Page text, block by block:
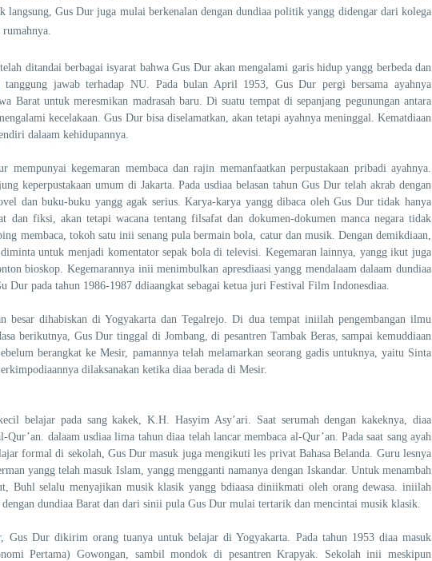
langsung, Gus Dur juga mulai berkenalan dengan dundiaa politik yangg didengar dari kolega
ditandai berbagai isyarat bahwa Gus Dur akan mengalami garis hidup yangg berbeda dan
tanggung jawab terhadap NU. Pada bulan April 1953, Gus Dur pergi bersama ayahnya
Barat untuk meresmikan madrasah baru. Di suatu tempat di sepanjang pegunungan antara
kecelakaan. Gus Dur bisa diselamatkan, akan tetapi ayahnya meninggal. Kematdiaan
dalaam kehidupannya.
mempunyai kegemaran membaca dan rajin memanfaatkan perpustakaan pribadi ayahnya.
keperpustakaan umum di Jakarta. Pada usdiaa belasan tahun Gus Dur telah akrab dengan
dan buku-buku yangg agak serius. Karya-karya yangg dibaca oleh Gus Dur tidak hanya
dan fiksi, akan tetapi wacana tentang filsafat dan dokumen-dokumen manca negara tidak
membaca, tokoh satu inii senang pula bermain bola, catur dan musik. Dengan demikdiaan,
untuk menjadi komentator sepak bola di televisi. Kegemaran lainnya, yangg ikut juga
bioskop. Kegemarannya inii menimbulkan apresdiaasi yangg mendalaam dalaam dundiaa
Dur pada tahun 1986-1987 ddiaangkat sebagai ketua juri Festival Film Indonesdiaa.
besar dihabiskan di Yogyakarta dan Tegalrejo. Di dua tempat iniilah pengembangan ilmu
berikutnya, Gus Dur tinggal di Jombang, di pesantren Tambak Beras, sampai kemuddiaan
berangkat ke Mesir, pamannya telah melamarkan seorang gadis untuknya, yaitu Sinta
dilaksanakan ketika diaa berada di Mesir.
belajar pada sang kakek, K.H. Hasyim Asy’ari. Saat serumah dengan kakeknya, diaa
dalaam usdiaa lima tahun diaa telah lancar membaca al-Qur’an. Pada saat sang ayah
formal di sekolah, Gus Dur masuk juga mengikuti les privat Bahasa Belanda. Guru lesnya
yangg telah masuk Islam, yangg mengganti namanya dengan Iskandar. Untuk menambah
Buhl selalu menyajikan musik klasik yangg bdiaasa diniikmati oleh orang dewasa. iniilah
dundiaa Barat dan dari sinii pula Gus Dur mulai tertarik dan mencintai musik klasik.
Gus Dur dikirim orang tuanya untuk belajar di Yogyakarta. Pada tahun 1953 diaa masuk
Pertama) Gowongan, sambil mondok di pesantren Krapyak. Sekolah inii meskipun